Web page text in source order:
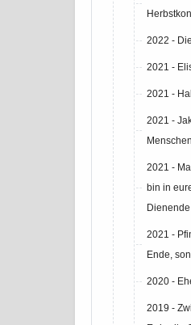
2022 -
2021 -
2021 -
2021 -
2021 -
bin in
Dienende
2021 -
Ende,
2020 -
2019 -